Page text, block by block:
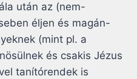
után az (nem-
éljen és magán-
(mint pl. a
és csakis Jézus
tanítórendek is